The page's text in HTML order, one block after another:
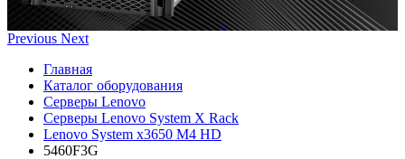
Previous Next
Главная
Каталог оборудования
Серверы Lenovo
Серверы Lenovo System X Rack
Lenovo System x3650 M4 HD
5460F3G